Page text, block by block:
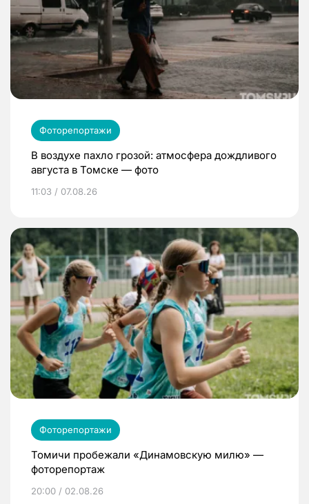
Фоторепортажи
В воздухе пахло грозой: атмосфера дождливого
августа в Томске — фото
11:03 / 07.08.26
Фоторепортажи
Томичи пробежали «Динамовскую милю» —
фоторепортаж
20:00 / 02.08.26